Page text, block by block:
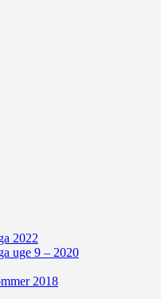
2022
uge 9 – 2020
2018